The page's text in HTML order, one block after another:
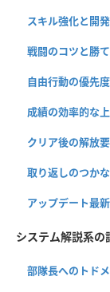
スキル強化と開
戦闘のコツと勝
自由行動の優先
成績の効率的な
クリア後の解放
取り返しのつか
アップデート最
システム解説系の
部隊長へのトド